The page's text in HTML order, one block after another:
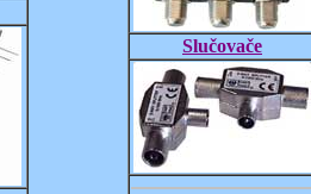
Slučovače